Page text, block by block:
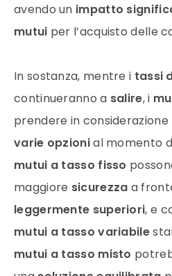
avendo un impatto
mutui per l’acquisto delle
In sostanza, mentre i tassi
continueranno a salire, i
prendere in considerazione
varie opzionial momento
mutui a tasso fisso
maggiore sicurezza a
leggermente superiori, e
mutui a tasso variabile
mutui a tasso misto